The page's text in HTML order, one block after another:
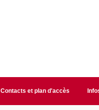
Contacts et plan d'accès